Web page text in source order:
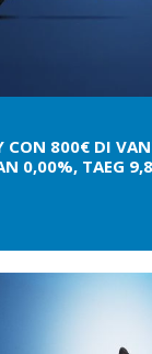
CON 800€ DI
0,00%, TAEG